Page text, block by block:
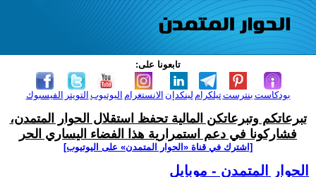
تابعونا على:
الفيسبوك التويتر اليوتيوب الانستغرام لينكدإن تيلكرامبنترست بودكاست
تبرعاتكم وتبرعاتكن المالية تحفظ استقلال الحوار المتمدن،
فشاركونا في دعم استمرارية هذا الفضاء اليساري الحر
[اشترك في قناة ‫«الحوار المتمدن» على اليوتيوب]
الحوار المتمدن - موبايل